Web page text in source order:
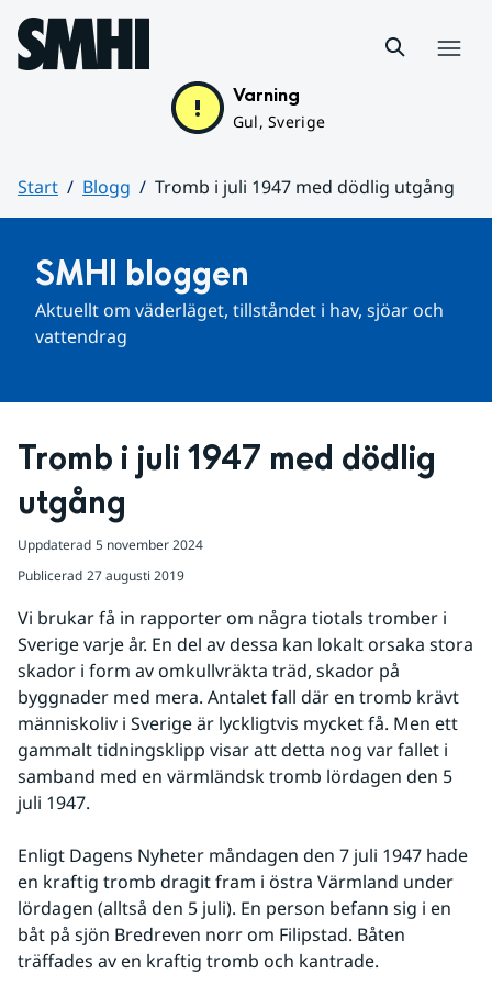
Hoppa till sidans innehåll
Varning
Gul, Sverige
Start Blogg
Tromb i juli 1947 med dödlig utgång
SMHI bloggen
Aktuellt om väderläget, tillståndet i hav, sjöar och
vattendrag
Tromb i juli 1947 med dödlig
utgång
Uppdaterad 5 november 2024
Publicerad 27 augusti 2019
Vi brukar få in rapporter om några tiotals tromber i
Sverige varje år. En del av dessa kan lokalt orsaka stora
skador i form av omkullvräkta träd, skador på
byggnader med mera. Antalet fall där en tromb krävt
människoliv i Sverige är lyckligtvis mycket få. Men ett
gammalt tidningsklipp visar att detta nog var fallet i
samband med en värmländsk tromb lördagen den 5
juli 1947.
Enligt Dagens Nyheter måndagen den 7 juli 1947 hade
en kraftig tromb dragit fram i östra Värmland under
lördagen (alltså den 5 juli). En person befann sig i en
båt på sjön Bredreven norr om Filipstad. Båten
träffades av en kraftig tromb och kantrade.